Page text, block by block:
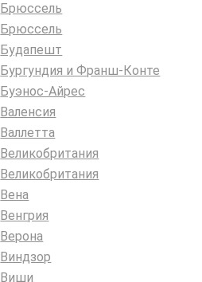
Брюссель
Брюссель
Будапешт
Бургундия и Франш-Конте
Буэнос-Айрес
Валенсия
Валлетта
Великобритания
Великобритания
Вена
Венгрия
Верона
Виндзор
Виши